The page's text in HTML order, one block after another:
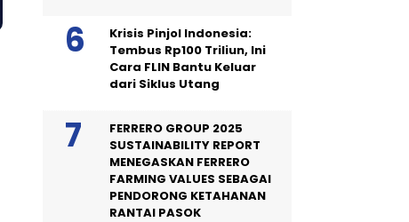
Krisis Pinjol Indonesia:
Tembus Rp100 Triliun, Ini
Cara FLIN Bantu Keluar
dari Siklus Utang
FERRERO GROUP 2025
SUSTAINABILITY REPORT
MENEGASKAN FERRERO
FARMING VALUES SEBAGAI
PENDORONG KETAHANAN
RANTAI PASOK